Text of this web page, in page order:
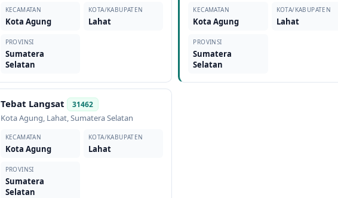
KECAMATAN
Kota Agung
KOTA/KABUPATEN
Lahat
PROVINSI
Sumatera
Selatan
KECAMATAN
Kota Agung
KOTA/KABUPATEN
Lahat
PROVINSI
Sumatera
Selatan
Tebat Langsat 31462
Kota Agung, Lahat,Sumatera Selatan
KECAMATAN
Kota Agung
KOTA/KABUPATEN
Lahat
PROVINSI
Sumatera
Selatan